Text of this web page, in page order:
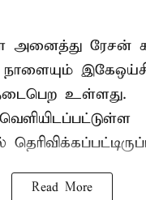
அனைத்து ரேசன்
நாளையும்
நடைபெற உள்ளது.
Read More